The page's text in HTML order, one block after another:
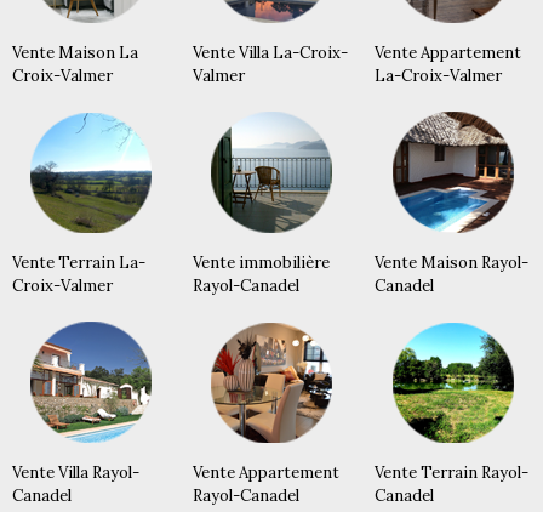
Vente Maison La
Croix-Valmer
Vente Villa La-Croix-
Valmer
Vente Appartement
La-Croix-Valmer
Vente Terrain La-
Croix-Valmer
Vente immobilière
Rayol-Canadel
Vente Maison Rayol-
Canadel
Vente Villa Rayol-
Canadel
Vente Appartement
Rayol-Canadel
Vente Terrain Rayol-
Canadel